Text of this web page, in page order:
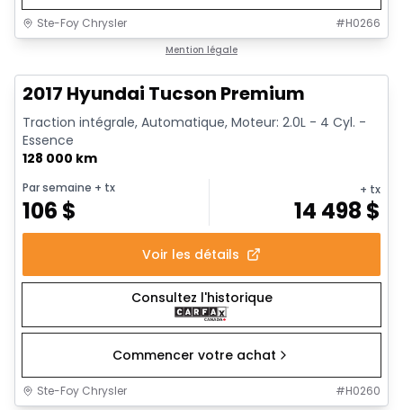
Ste-Foy Chrysler #H0266
Mention légale
2017 Hyundai Tucson Premium
Traction intégrale, Automatique, Moteur: 2.0L - 4 Cyl. -
Essence
128 000 km
Par semaine + tx
106 $
+ tx
14 498 $
Voir les détails
Consultez l'historique
Commencer votre achat
Ste-Foy Chrysler #H0260